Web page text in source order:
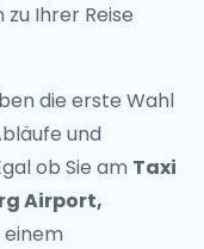
Ihrer Reise
die erste Wahl
und
ob Sie am Taxi
Airport,